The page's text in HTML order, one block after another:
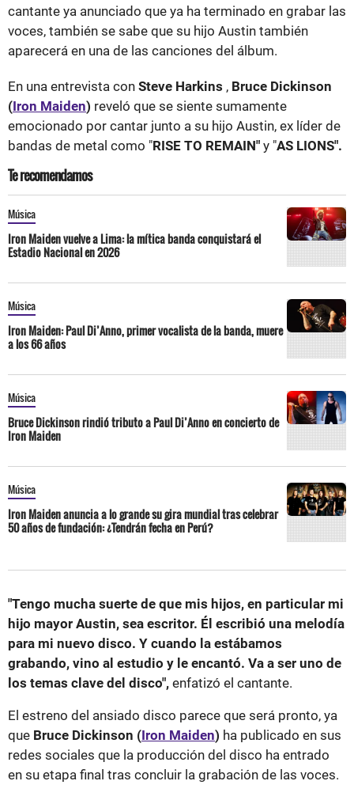
cantante ya anunciado que ya ha terminado en grabar las
voces, también se sabe que su hijo Austin también
aparecerá en una de las canciones del álbum.
En una entrevista con Steve Harkins , Bruce Dickinson
(Iron Maiden) reveló que se siente sumamente
emocionado por cantar junto a su hijo Austin, ex líder de
bandas de metal como "RISE TO REMAIN" y "AS LIONS".
Te recomendamos
Música
Iron Maiden vuelve a Lima: la mítica banda conquistará el
Estadio Nacional en 2026
Música
Iron Maiden: Paul Di’Anno, primer vocalista de la banda, muere
a los 66 años
Música
Bruce Dickinson rindió tributo a Paul Di’Anno en concierto de
Iron Maiden
Música
Iron Maiden anuncia a lo grande su gira mundial tras celebrar
50 años de fundación: ¿Tendrán fecha en Perú?
"Tengo mucha suerte de que mis hijos, en particular mi
hijo mayor Austin, sea escritor. Él escribió una melodía
para mi nuevo disco. Y cuando la estábamos
grabando, vino al estudio y le encantó. Va a ser uno de
los temas clave del disco", enfatizó el cantante.
El estreno del ansiado disco parece que será pronto, ya
que Bruce Dickinson (Iron Maiden) ha publicado en sus
redes sociales que la producción del disco ha entrado
en su etapa final tras concluir la grabación de las voces.